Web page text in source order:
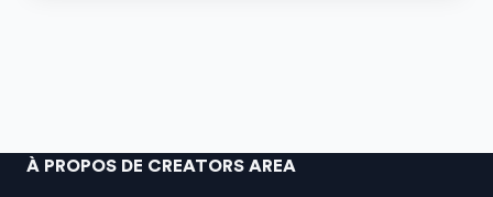
À PROPOS DE CREATORS AREA